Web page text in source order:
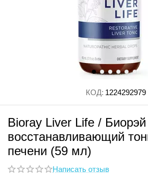
КОД: 1224292979
Bioray Liver Life /
восстанавливающий
печени (59 мл)
Написать отзыв